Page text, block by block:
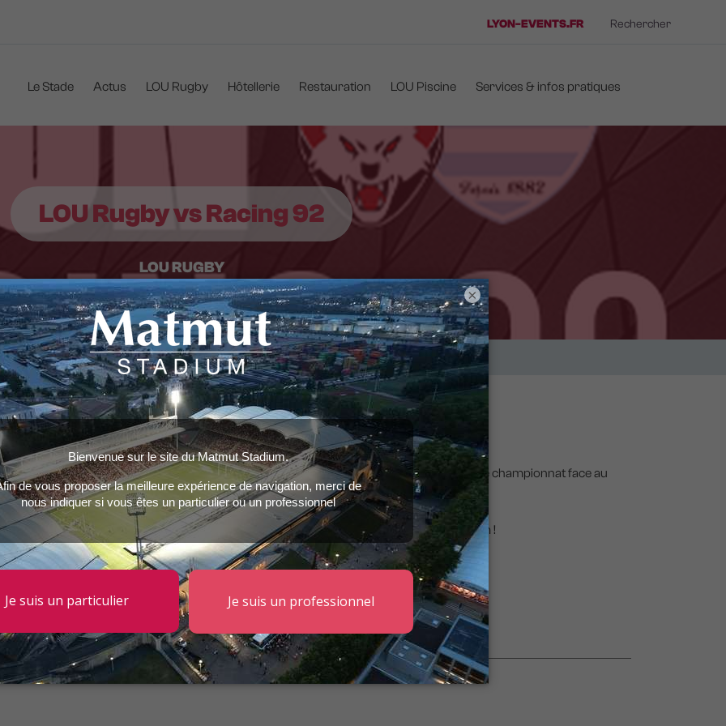
LYON-EVENTS.FR Rechercher
Le Stade
Actus LOU Rugby Hôtellerie Restauration LOU Piscine Services & infos pratiques
LOU Rugby vs Racing 92
LOU RUGBY
le plaisir d’accueillir son équipe référente, leLOU Rugby , pour une nouvelle rencontre de championnat face au
les Rouge et Noir et partager un moment fort de rugby au cœur du Matmut Stadium !
×